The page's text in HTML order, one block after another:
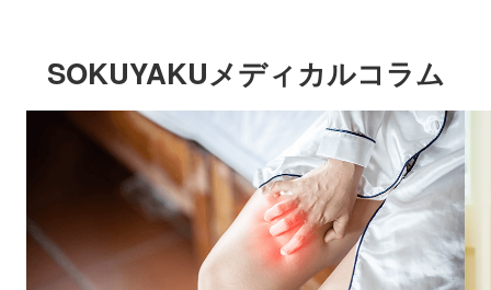
SOKUYAKUメディカルコラム